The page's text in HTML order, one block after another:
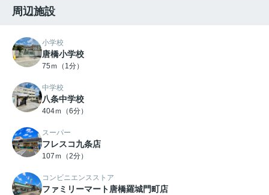
周辺施設
小学校
唐橋小学校
75ｍ（1分）
中学校
八条中学校
404ｍ（6分）
スーパー
フレスコ九条店
107ｍ（2分）
コンビニエンスストア
ファミリーマート唐橋羅城門町店